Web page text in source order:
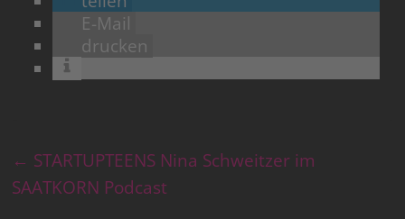
E-Mail
drucken
← STARTUPTEENS Nina Schweitzer im
SAATKORN Podcast